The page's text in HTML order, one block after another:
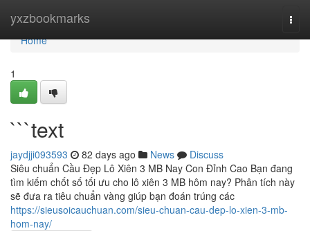
yxzbookmarks
Home
Home
1
```text
jaydjji093593 82 days ago News
Discuss
Siêu chuẩn Cầu Đẹp Lô Xiên 3 MB Nay Con Đỉnh Cao Bạn đang
tìm kiếm chốt số tối ưu cho lô xiên 3 MB hôm nay? Phân tích này
sẽ đưa ra tiêu chuẩn vàng giúp bạn đoán trúng các
https://sieusoicauchuan.com/sieu-chuan-cau-dep-lo-xien-3-mb-
hom-nay/